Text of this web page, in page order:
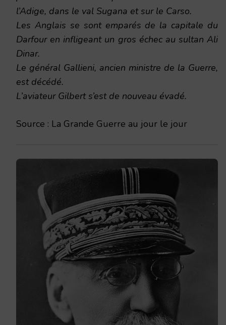
l’Adige, dans le val Sugana et sur le Carso.
Les Anglais se sont emparés de la capitale du
Darfour en infligeant un gros échec au sultan Ali
Dinar.
Le général Gallieni, ancien ministre de la Guerre,
est décédé.
L’aviateur Gilbert s’est de nouveau évadé.
Source : La Grande Guerre au jour le jour